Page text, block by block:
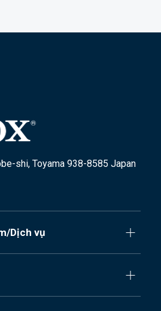
shi, Toyama 938-8585 Japan
Dịch vụ